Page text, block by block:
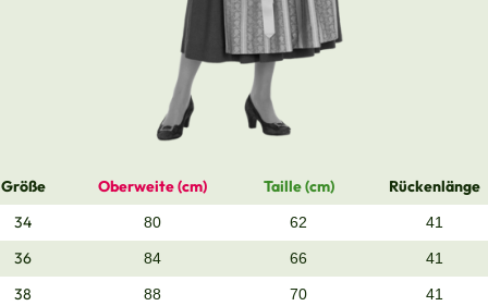
Größe Oberweite (cm) Taille (cm)
Rückenlänge
34
80 62 41
36 84 66 41
38 88 70 41